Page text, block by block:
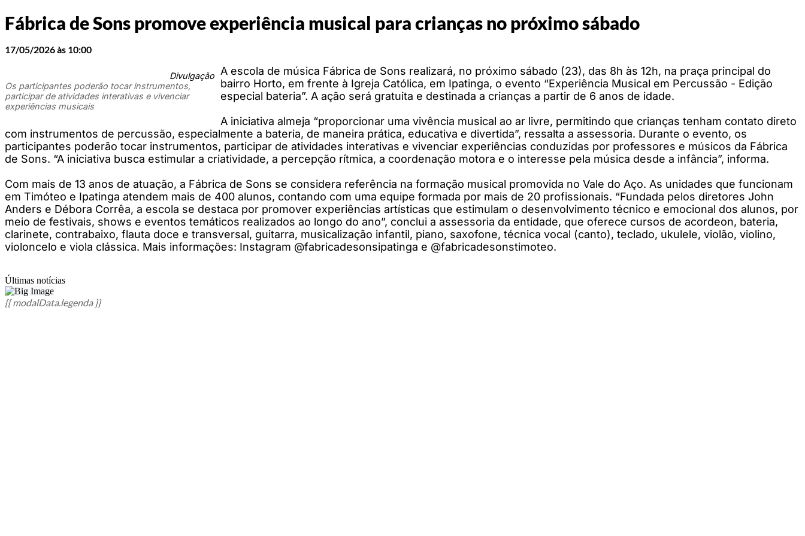
Fábrica de Sons promove experiência musical para crianças no próximo sábado
17/05/2026 às 10:00
Divulgação
Os participantes poderão tocar instrumentos,
participar de atividades interativas e vivenciar
experiências musicais
A escola de música Fábrica de Sons realizará, no próximo sábado (23), das 8h às 12h, na praça principal do
bairro Horto, em frente à Igreja Católica, em Ipatinga, o evento “Experiência Musical em Percussão - Edição
especial bateria”. A ação será gratuita e destinada a crianças a partir de 6 anos de idade.
A iniciativa almeja “proporcionar uma vivência musical ao ar livre, permitindo que crianças tenham contato direto
com instrumentos de percussão, especialmente a bateria, de maneira prática, educativa e divertida”, ressalta a assessoria. Durante o evento, os
participantes poderão tocar instrumentos, participar de atividades interativas e vivenciar experiências conduzidas por professores e músicos da Fábrica
de Sons. “A iniciativa busca estimular a criatividade, a percepção rítmica, a coordenação motora e o interesse pela música desde a infância”, informa.
Com mais de 13 anos de atuação, a Fábrica de Sons se considera referência na formação musical promovida no Vale do Aço. As unidades que funcionam
em Timóteo e Ipatinga atendem mais de 400 alunos, contando com uma equipe formada por mais de 20 profissionais. “Fundada pelos diretores John
Anders e Débora Corrêa, a escola se destaca por promover experiências artísticas que estimulam o desenvolvimento técnico e emocional dos alunos, por
meio de festivais, shows e eventos temáticos realizados ao longo do ano”, conclui a assessoria da entidade, que oferece cursos de acordeon, bateria,
clarinete, contrabaixo, flauta doce e transversal, guitarra, musicalização infantil, piano, saxofone, técnica vocal (canto), teclado, ukulele, violão, violino,
violoncelo e viola clássica. Mais informações: Instagram @fabricadesonsipatinga e @fabricadesonstimoteo.
Últimas notícias
{{ modalData.legenda }}